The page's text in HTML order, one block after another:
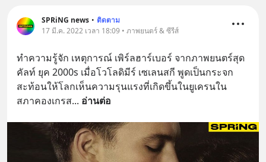
SPRiNG news • ติดตาม
17 มี.ค. 2022 เวลา 18:09 • ภาพยนตร์ & ซีรีส์
ทำความรู้จัก เหตุการณ์ เพิร์ลฮาร์เบอร์ จากภาพยนตร์สุด
คัลท์ ยุค 2000s เมื่อโวโลดิมีร์ เซเลนสกี พูดเป็นกระจก
สะท้อนให้โลกเห็นความรุนแรงที่เกิดขึ้นในยูเครนใน
สภาคองเกรส... อ่านต่อ